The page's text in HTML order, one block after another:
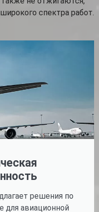
спектра работ.
решения по
для авиационной